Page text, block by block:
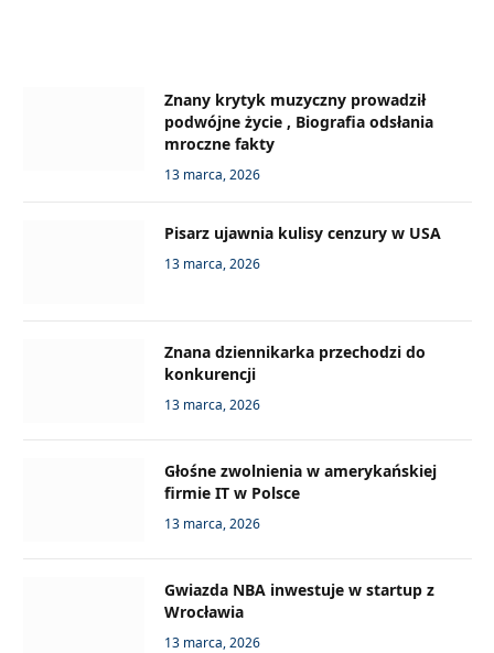
Znany krytyk muzyczny prowadził
podwójne życie , Biografia odsłania
mroczne fakty
13 marca, 2026
Pisarz ujawnia kulisy cenzury w USA
13 marca, 2026
Znana dziennikarka przechodzi do
konkurencji
13 marca, 2026
Głośne zwolnienia w amerykańskiej
firmie IT w Polsce
13 marca, 2026
Gwiazda NBA inwestuje w startup z
Wrocławia
13 marca, 2026